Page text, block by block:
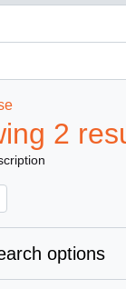
2
options